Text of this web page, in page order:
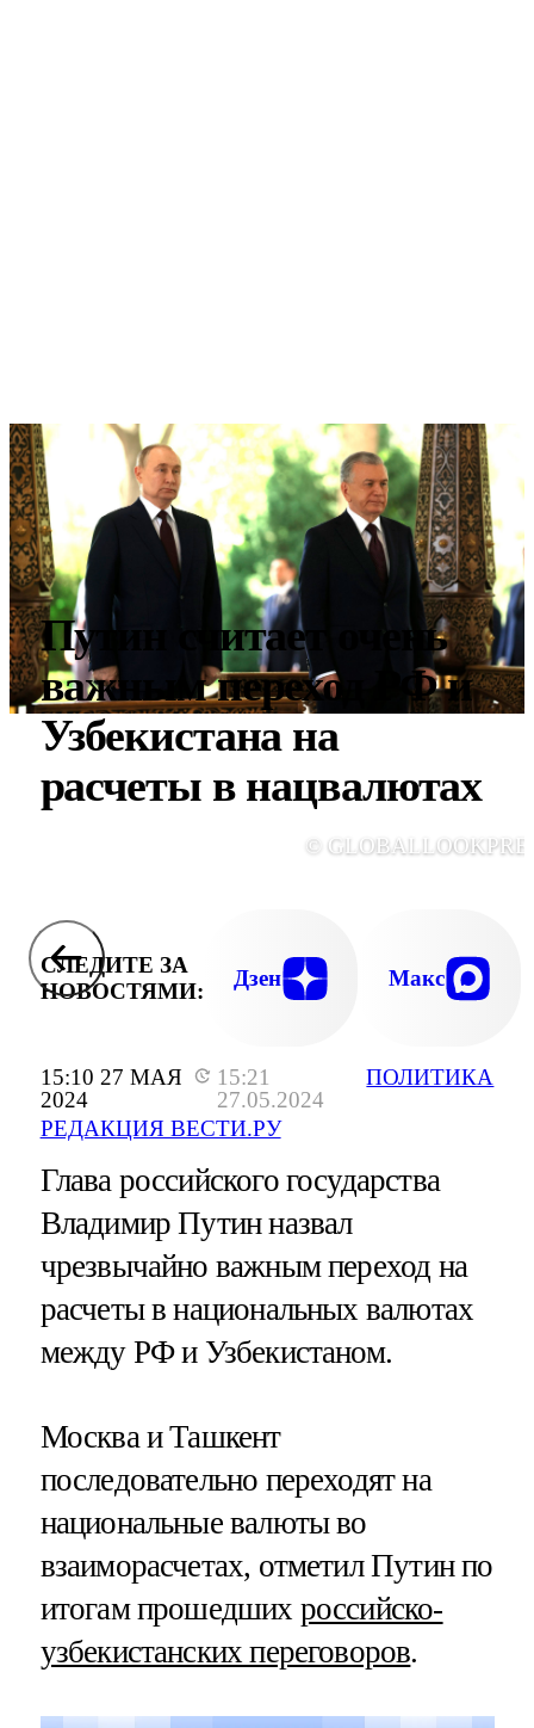
15:10 27 МАЯ
2024
15:21
27.05.2024
РЕДАКЦИЯ ВЕСТИ.РУ
ПОЛИТИКА
Путин считает очень
важным переход РФ и
Узбекистана на
расчеты в нацвалютах
©
СЛЕДИТЕ ЗА
НОВОСТЯМИ:
Дзен Макс
Глава российского государства
Владимир Путин назвал
чрезвычайно важным переход на
расчеты в национальных валютах
между РФ и Узбекистаном.
Москва и Ташкент
последовательно переходят на
национальные валюты во
взаиморасчетах, отметил Путин по
итогам прошедших российско-
узбекистанских переговоров.